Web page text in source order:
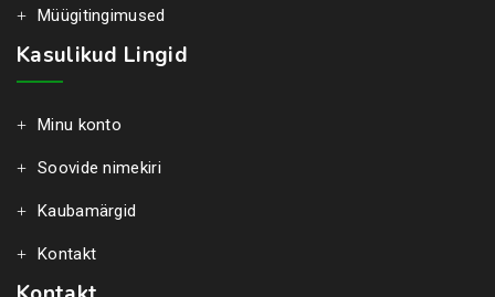
Müügitingimused
Kasulikud Lingid
Minu konto
Soovide nimekiri
Kaubamärgid
Kontakt